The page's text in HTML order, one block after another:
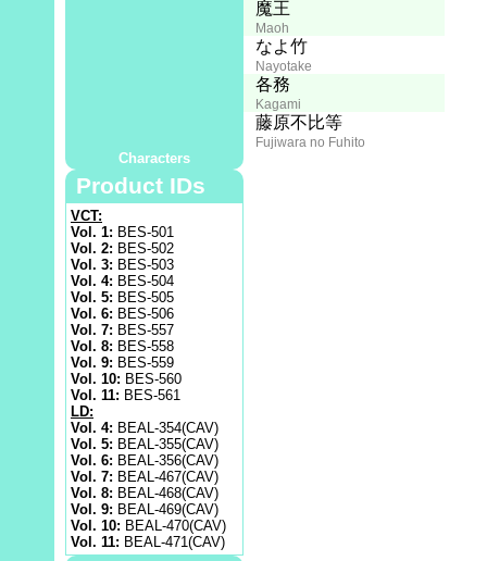
魔王
Maoh
なよ竹
Nayotake
各務
Kagami
藤原不比等
Fujiwara no Fuhito
Characters
Product IDs
VCT:
Vol. 1: BES-501
Vol. 2: BES-502
Vol. 3: BES-503
Vol. 4: BES-504
Vol. 5: BES-505
Vol. 6: BES-506
Vol. 7: BES-557
Vol. 8: BES-558
Vol. 9: BES-559
Vol. 10: BES-560
Vol. 11: BES-561
LD:
Vol. 4: BEAL-354(CAV)
Vol. 5: BEAL-355(CAV)
Vol. 6: BEAL-356(CAV)
Vol. 7: BEAL-467(CAV)
Vol. 8: BEAL-468(CAV)
Vol. 9: BEAL-469(CAV)
Vol. 10: BEAL-470(CAV)
Vol. 11: BEAL-471(CAV)